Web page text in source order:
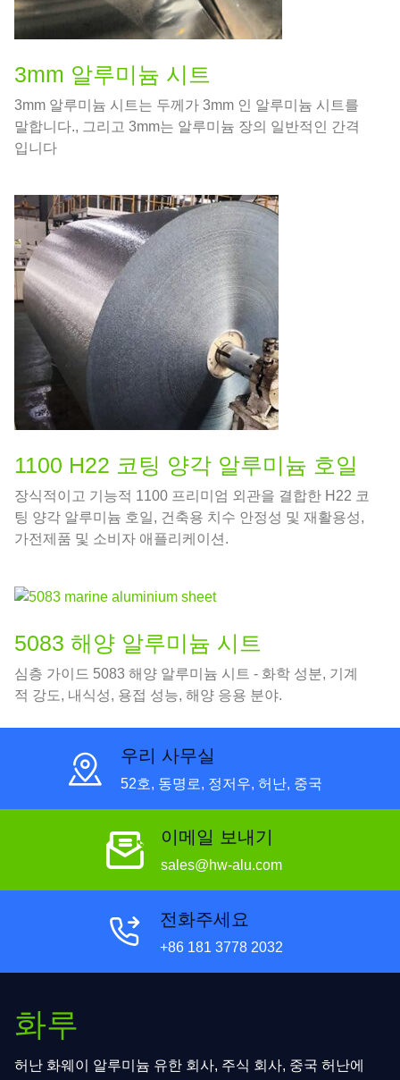
3mm 알루미늄 시트
3mm 알루미늄 시트는 두께가 3mm 인 알루미늄 시트를
말합니다., 그리고 3mm는 알루미늄 장의 일반적인 간격
입니다
1100 H22 코팅 양각 알루미늄 호일
장식적이고 기능적 1100 프리미엄 외관을 결합한 H22 코
팅 양각 알루미늄 호일, 건축용 치수 안정성 및 재활용성,
가전제품 및 소비자 애플리케이션.
5083 해양 알루미늄 시트
심층 가이드 5083 해양 알루미늄 시트 - 화학 성분, 기계
적 강도, 내식성, 용접 성능, 해양 응용 분야.
우리 사무실
52호, 동명로, 정저우, 허난, 중국
이메일 보내기
sales@hw-alu.com
전화주세요
+86 181 3778 2032
화루
허난 화웨이 알루미늄 유한 회사, 주식 회사, 중국 허난에